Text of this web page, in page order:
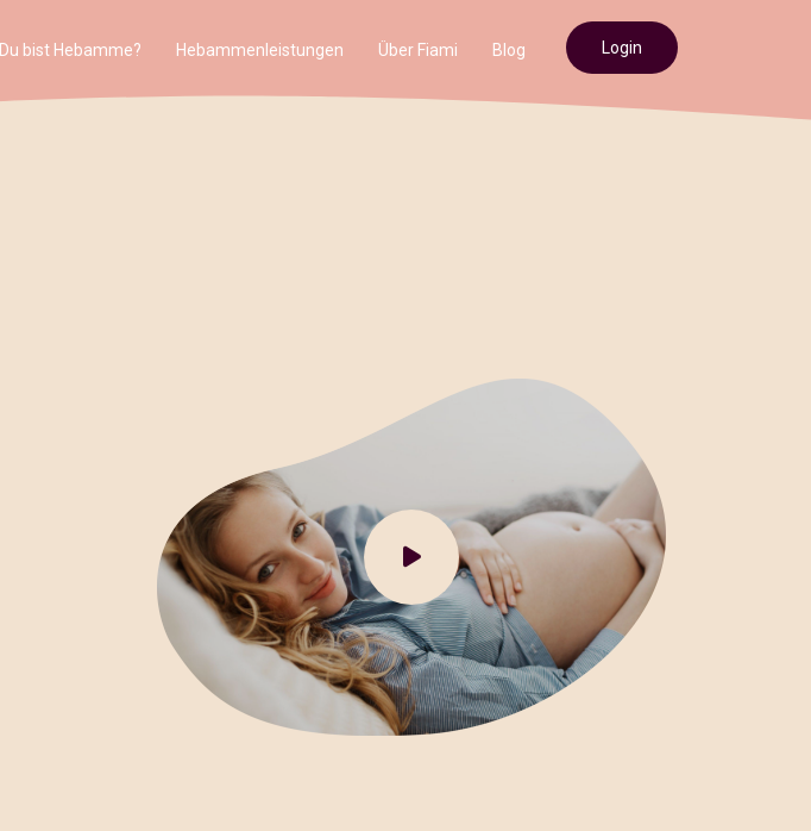
Du bist Hebamme? Hebammenleistungen Über Fiami Blog Login